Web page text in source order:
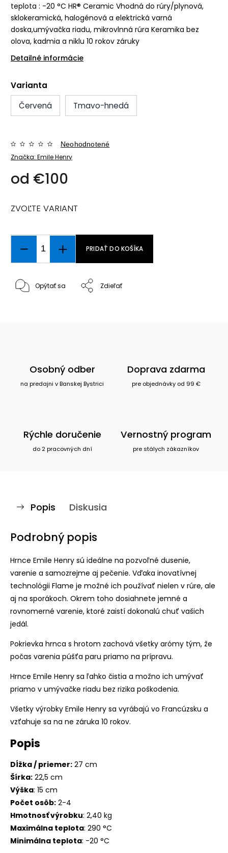
teplota : -20 °C HR® Ceramic Vhodná do rúry/plynová,
sklokeramická, halogénová a elektrická varná
doska,umývačka riadu, mikrovlnná rúra Keramika bez
olova, kadmia a niklu 10 rokov záruky
Detailné informácie
Varianta
Červená
Tmavo-hnedá
Značka: Emile Henry
Neohodnotené
od €100
ZVOĽTE VARIANT
PRIDAŤ DO KOŠÍKA
Opýtať sa Zdieľať
Osobný odber
na predajni v Banskej Bystrici
Doprava zdarma
pre objednávky od 99 €
Rýchle doručenie
do 2 pracovných dní
Vernostný program
pre stálych zákazníkov
Popis Diskusia
Podrobný popis
Hrnce Emile Henry sú ideálne na pozvoľné dusenie,
varenie a samozrejme aj pečenie. Vďaka inovatívnej
technológii Flame je možné ich používať nielen v rúre, ale
aj na sporákoch. Okrem toho dosiahnete jemné a
rovnomerné varenie, ktoré zaistí dokonalú chuť vašich
jedál.
Pokrievka hrnca s hrotom zachová všetky arómy tým, že
počas varenia púšťa paru priamo na prípravu.
Hrnce Emile Henry sa ľahko čistia a možno ich umývať
priamo v umývačke riadu bez rizika poškodenia.
Všetky výrobky Emile Henry sa vyrábajú vo Francúzsku a
vzťahuje sa na ne záruka 10 rokov.
Popis
Dĺžka / priemer: 27 cm
Šírka: 22,5 cm
Výška: 15 cm
Počet osôb: 2-4
Hmotnosť výrobku: 2,40 kg
Maximálna teplota: 290 °C
Minimálna teplota: -20 °C